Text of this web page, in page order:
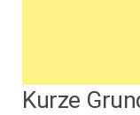
Kurze